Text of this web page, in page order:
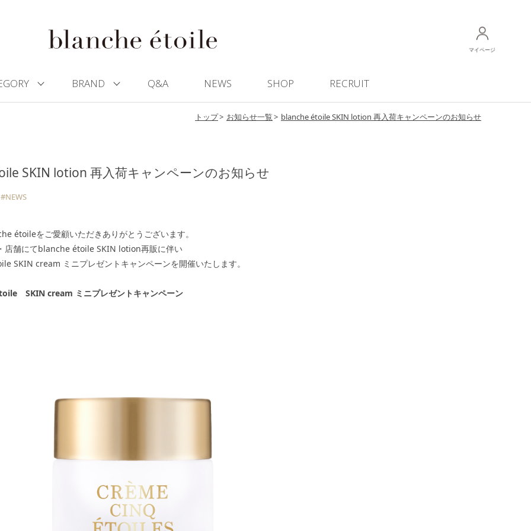
マイページ
BRAND Q&A NEWS SHOP RECRUIT
トップ お知らせ一覧 blanche étoile SKIN lotion 再入荷キャンペーンのお知らせ
SKIN lotion 再入荷キャンペーンのお知らせ
#NEWS
étoileをご愛顧いただきありがとうございます。
店舗にてblanche étoile SKIN lotion再販に伴い
SKIN cream ミニプレゼントキャンペーンを開催いたします。
SKIN cream ミニプレゼントキャンペーン